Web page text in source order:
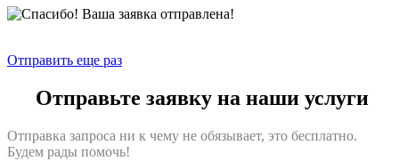
Отправить еще раз
Отправьте заявку на наши услуги
Отправка запроса ни к чему не обязывает, это бесплатно.
Будем рады помочь!